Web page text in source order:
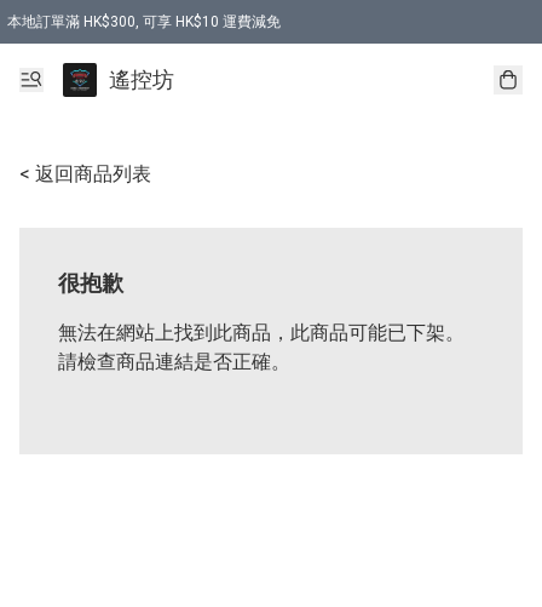
本地訂單滿 HK$300, 可享 HK$10 運費減免
購買 7.6V 6500mah 70C 電池 送 7.6V USB充電器
遙控坊
< 返回商品列表
很抱歉
無法在網站上找到此商品，此商品可能已下架。
請檢查商品連結是否正確。